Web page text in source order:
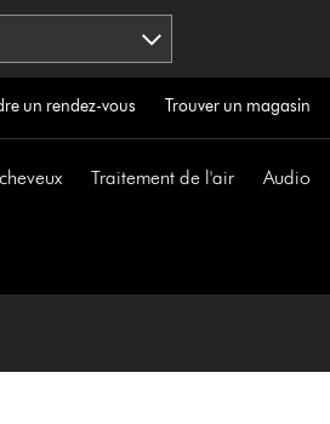
un rendez-vous Trouver un magasin
Traitement de l'air Audio